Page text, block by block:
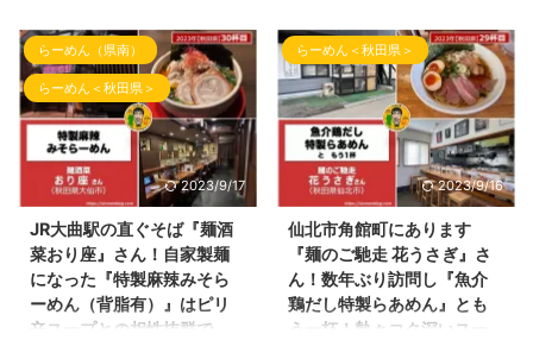
ん、アンミカさんからの花輪には
びっくりしました！ ラーメン千
代さんの外観 今回ご紹介するそ
の注目のラーメン ...
で！18時から深夜まで営業！ と
ても楽しい店長の村田さんの接客
で楽しい雰囲気で食事がで ...
こんばんわ！しんめんのブログの
お時間です！ 先週、いつも行く
友人達と数ヶ月ぶりみんなの予定
が合い、 いつもの大仙市の夜営
業のラーメン屋さんへ訪問してき
ました！ 夜営業で、大仙市の友
人達といつもいくらーめん屋さん
は、 『 RA-MEN HARA8（らー
めんはらはち）』さんです！今回
もここのご紹介を致します。 RA-
MEN HARA8さんの店内 ここのお
店は、夜営業の開始時間は、学生
さん達の送迎待ち・電車待ちなど
こんばんわ！しんめんのブログ📝
のお時間となりました。 最近、
春の到来により花粉症やアレルギ
ー関係で悩まれており、ブログ関
係がなかなか進まず ブログ更新
しないの〜という嬉しいお声を頂
きましたので、少しずつ更新頻度
を高めていきます。 今回の投稿
は、 明日3月25日（土）オープ
ンする 仙北郡美郷町の 油そ
ば専門店さんへプレオープン中に
訪問できました。 訪問のきっか
けは、美郷町で大人気のラーメン
らーめん（県南）
らーめん＜秋田県＞
2023/9/17
JR大曲駅の直ぐそば『麺酒
菜おり座』さん！自家製麺
になった『特製麻辣みそら
ーめん（背脂有）』はピリ
辛スープとの相性抜群で
らーめん＜秋田県＞
2023/9/16
仙北市角館町にあります
『麺のご馳走 花うさぎ』さ
ん！数年ぶり訪問し『魚介
鶏だし特製らあめん』とも
う一杯！熱々コク深いスー